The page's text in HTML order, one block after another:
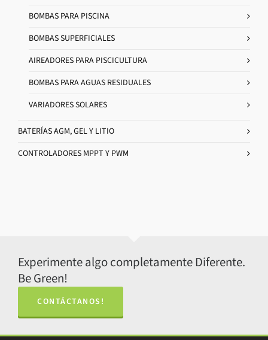
BOMBAS PARA PISCINA
BOMBAS SUPERFICIALES
AIREADORES PARA PISCICULTURA
BOMBAS PARA AGUAS RESIDUALES
VARIADORES SOLARES
BATERÍAS AGM, GEL Y LITIO
CONTROLADORES MPPT Y PWM
Experimente algo completamente Diferente.
Be Green!
CONTÁCTANOS!